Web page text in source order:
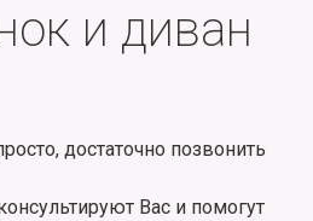
и диван
достаточно позвонить
Вас и помогут